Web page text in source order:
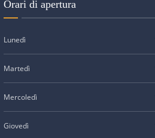
Orari di apertura
Lunedì
Martedì
Mercoledì
Giovedì